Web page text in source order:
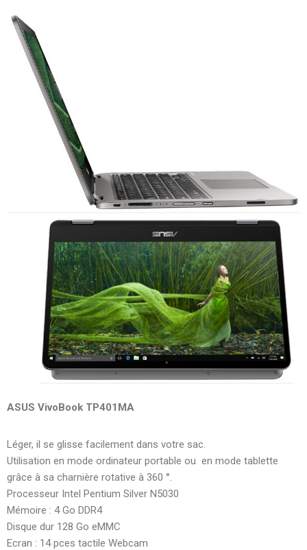
ASUS VivoBook TP401MA
Léger, il se glisse facilement dans votre sac.
Utilisation en mode ordinateur portable ou en mode tablette
grâce à sa charnière rotative à 360 °.
Processeur Intel Pentium Silver N5030
Mémoire : 4 Go DDR4
Disque dur 128 Go eMMC
Ecran : 14 pces tactile Webcam